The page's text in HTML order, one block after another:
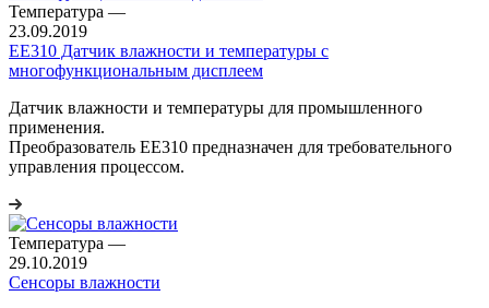
Температура —
23.09.2019
EE310 Датчик влажности и температуры с
многофункциональным дисплеем
Датчик влажности и температуры для промышленного
применения.
Преобразователь EE310 предназначен для требовательного
управления процессом.
Температура —
29.10.2019
Сенсоры влажности